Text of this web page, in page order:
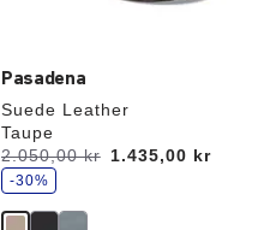
Pasadena
Suede Leather
Taupe
Var:
2.050,00 kr
er 1.435,00 kr
s
p
a
r
-30%